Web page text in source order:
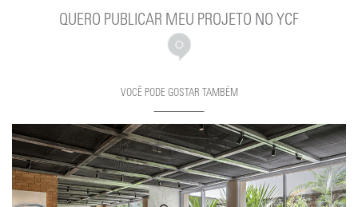
QUERO PUBLICAR MEU PROJETO NO YCF
VOCÊ PODE GOSTAR TAMBÉM